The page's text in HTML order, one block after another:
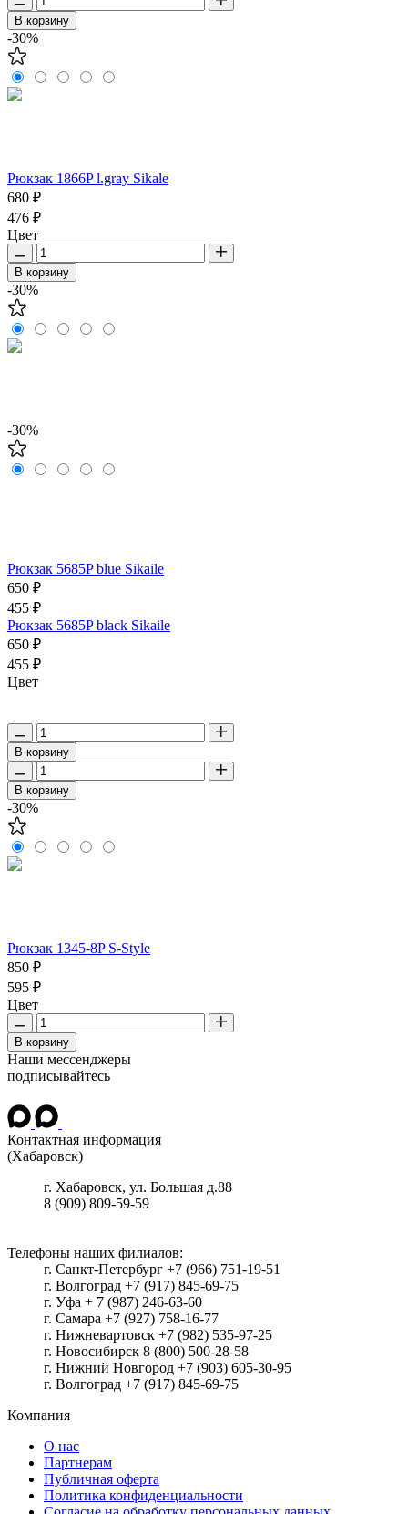
В корзину
-30%
Рюкзак 1866P l.gray Sikale
680 ₽
476 ₽
Цвет
В корзину
-30%
-30%
Рюкзак 5685P blue Sikaile
650 ₽
455 ₽
Рюкзак 5685P black Sikaile
650 ₽
455 ₽
Цвет
В корзину
В корзину
-30%
Рюкзак 1345-8P S-Style
850 ₽
595 ₽
Цвет
В корзину
Наши мессенджеры
подписывайтесь
Контактная информация
(Хабаровск)
г. Хабаровск, ул. Большая д.88
8 (909) 809-59-59
Телефоны наших филиалов:
г. Санкт-Петербург +7 (966) 751-19-51
г. Волгоград +7 (917) 845-69-75
г. Уфа + 7 (987) 246-63-60
г. Самара +7 (927) 758-16-77
г. Нижневартовск +7 (982) 535-97-25
г. Новосибирск 8 (800) 500-28-58
г. Нижний Новгород +7 (903) 605-30-95
г. Волгоград +7 (917) 845-69-75
Компания
О нас
Партнерам
Публичная оферта
Политика конфиденциальности